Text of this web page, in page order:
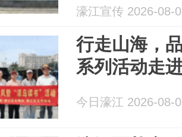
濠江宣传 2026-08-
行走山海，
系列活动走
今日濠江 2026-08-